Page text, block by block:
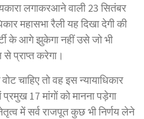
लगाकरआने वाली 23 सितंबर
महासभा रैली यह दिखा देगी की
के आगे झुकेगा नहीं उसे जो भी
प्राप्त करेगा।
चाहिए तो वह इस न्यायाधिकार
17 मांगों को मानना पड़ेगा
में सर्व राजपूत कुछ भी निर्णय लेने